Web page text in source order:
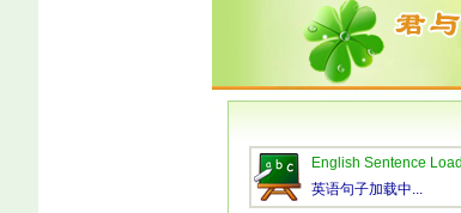
English Sentence
英语句子加载中...